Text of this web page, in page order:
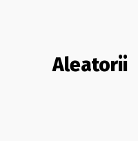
Aleatorii